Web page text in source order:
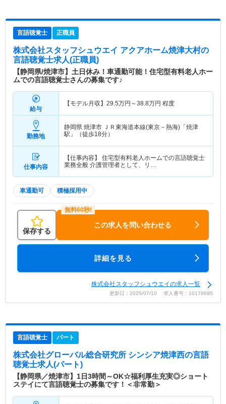
言語聴覚士 正職員
株式会社スタッフシュウエイ アクアホーム焼津大村の
言語聴覚士求人(正職員)
【静岡県/焼津市】土日休み！車通勤可能！住宅型有料老人ホー
ムでの言語聴覚士さんの募集です♪
給与
【モデル月収】 29.5万円～38.8万円 程度
勤務地
静岡県 焼津市 ＪＲ東海道本線(東京－熱海)「焼津
駅」（徒歩18分）
仕事内容
【仕事内容】 住宅型有料老人ホームでの言語聴覚士
業務全般 介護管理者として、リ…
車通勤可 積極採用中
保存する
この求人を問い合わせる
詳細を見る
株式会社スタッフシュウエイの求人一覧
更新日：2025/07/10 求人番号：10176695
言語聴覚士 パート
株式会社グローバル総合研究所 シンシア焼津西の言語
聴覚士求人(パート)
【静岡県／焼津市】1日3時間～OK☆福利厚生充実◎ショート
ステイにて言語聴覚士の募集です！＜非常勤＞